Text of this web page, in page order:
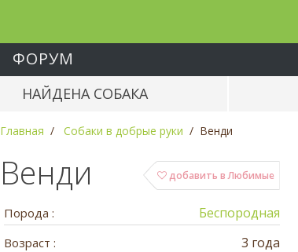
ФОРУМ
НАЙДЕНА СОБАКА
Главная Собаки в добрые руки Венди
добавить в Любимые
Венди
Порода : Беспородная
Возраст : 3 года